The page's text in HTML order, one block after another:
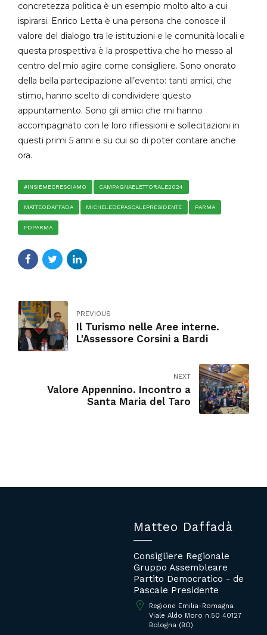
concretezza politica è un esempio molto alto a cui
ispirarsi. Enrico Letta è una persona che conosce il
valore del dialogo tra le istituzioni e le comunità locali e
questa prospettiva è la prospettiva che ho messo al
centro del mio agire come consigliere. Sono onorato
della bella partecipazione all’evento: tanti amici, che
stimo, hanno scelto di condividere questo
appuntamento. Sono gli amici che mi hanno
accompagnato con le loro riflessioni e sollecitazioni in
questi primi 5 anni e su cui so di poter contare anche
ora.
#INSIEMECRESCIAMO CAMPAGNAELETTORALE2024
MATTEODAFFADA MICHELEDEPASCALEPRESIDENTE PARMA
PDPARMA
PREVIOUS
Il Turismo nelle Aree interne.
L'Assessore Corsini a Bardi
NEXT
Valore Appennino. Incontro a
Santa Maria del Taro
Matteo Daffadà
Consigliere Regionale
Gruppo Assembleare
Partito Democratico - de
Pascale Presidente
Regione Emilia-Romagna
Viale Aldo Moro n.50 40127
Bologna (BO)